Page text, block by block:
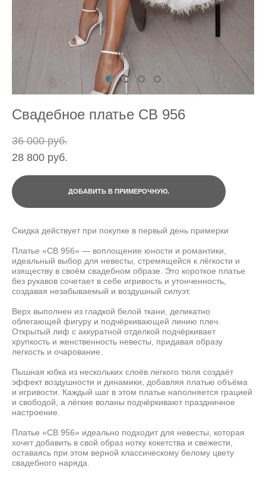
Свадебное платье СВ 956
36 000 pуб.
28 800 pуб.
ДОБАВИТЬ В ПРИМЕРОЧНУЮ.
Скидка действует при покупке в первый день примерки
Платье «СВ 956» — воплощение юности и романтики,
идеальный выбор для невесты, стремящейся к лёгкости и
изяществу в своём свадебном образе. Это короткое платье
без рукавов сочетает в себе игривость и утонченность,
создавая незабываемый и воздушный силуэт.
Верх выполнен из гладкой белой ткани, деликатно
облегающей фигуру и подчёркивающей линию плеч.
Открытый лиф с аккуратной отделкой подчёркивает
хрупкость и женственность невесты, придавая образу
легкость и очарование.
Пышная юбка из нескольких слоёв легкого тюля создаёт
эффект воздушности и динамики, добавляя платью объёма
и игривости. Каждый шаг в этом платье наполняется грацией
и свободой, а лёгкие воланы подчёркивают праздничное
настроение.
Платье «СВ 956» идеально подходит для невесты, которая
хочет добавить в свой образ нотку кокетства и свежести,
оставаясь при этом верной классическому белому цвету
свадебного наряда.